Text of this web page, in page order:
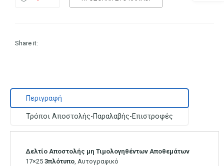
Share it:
Περιγραφή
Τρόποι Αποστολής-Παραλαβής-Επιστροφές
Δελτίο Αποστολής μη Τιμολογηθέντων Αποθεμάτων
17×25 3πλότυπο, Αυτογραφικό